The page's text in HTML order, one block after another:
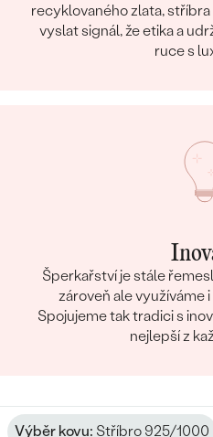
recyklovaného zlata,
vyslat signál, že etika a
ruce s
Šperkařství je stále
zároveň ale využíváme
Spojujeme tak tradici s
nejlepší z
Výběr kovu: Stříbro 925/1000